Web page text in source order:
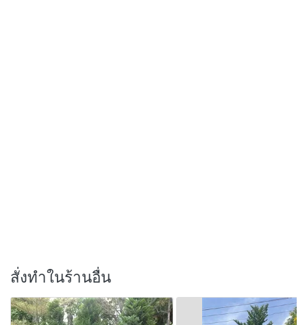
สั่งทำในร้านอื่น